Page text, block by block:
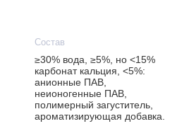
Состав
≥30% вода, ≥5%, но <15%
карбонат кальция, <5%:
анионные ПАВ,
неионогенные ПАВ,
полимерный загуститель,
ароматизирующая добавка.